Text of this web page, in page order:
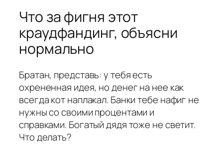
Что за фигня этот
краудфандинг, объясни
нормально
Братан, представь: у тебя есть
охрененная идея, но денег на нее как
всегда кот наплакал. Банки тебе нафиг не
нужны со своими процентами и
справками. Богатый дядя тоже не светит.
Что делать?